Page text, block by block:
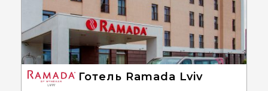
Готель Ramada Lviv